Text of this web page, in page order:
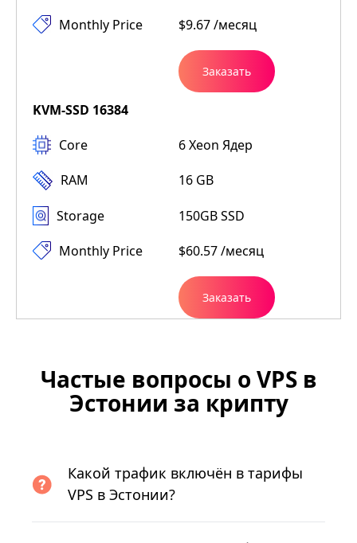
Monthly Price
$9.67 /месяц
Заказать
KVM-SSD 16384
Core
6 Xeon Ядер
RAM
16 GB
Storage
150GB SSD
Monthly Price
$60.57 /месяц
Заказать
Частые вопросы о VPS в
Эстонии за крипту
Какой трафик включён в тарифы
VPS в Эстонии?